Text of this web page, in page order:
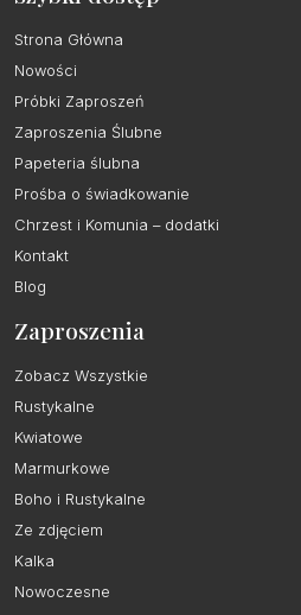
Strona Główna
Nowości
Próbki Zaproszeń
Zaproszenia Ślubne
Papeteria ślubna
Prośba o świadkowanie
Chrzest i Komunia – dodatki
Kontakt
Blog
Zaproszenia
Zobacz Wszystkie
Rustykalne
Kwiatowe
Marmurkowe
Boho i Rustykalne
Ze zdjęciem
Kalka
Nowoczesne